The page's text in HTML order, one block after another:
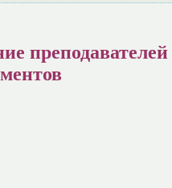
преподавателей